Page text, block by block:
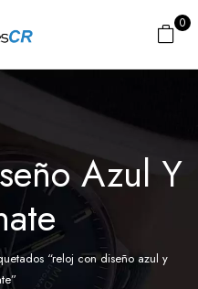
0
Azul Y
“reloj con diseño azul y